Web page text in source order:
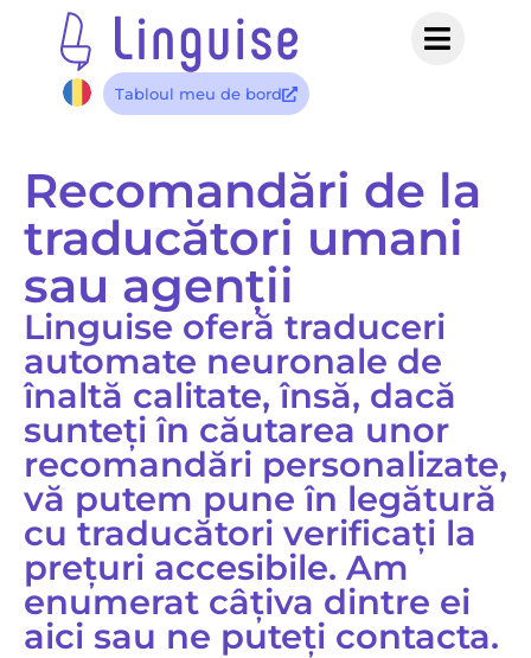
Tabloul meu de bord
Recomandări de la
traducători umani
sau agenții
Linguise oferă traduceri
automate neuronale de
înaltă calitate, însă, dacă
sunteți în căutarea unor
recomandări personalizate,
vă putem pune în legătură
cu traducători verificați la
prețuri accesibile. Am
enumerat câțiva dintre ei
aici sau ne puteți contacta.